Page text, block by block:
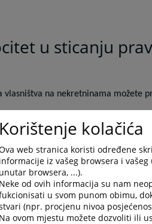
u sticanju
na nekretninama možete
Korištenje kolačića
web stranica koristi određene
informacije iz vašeg browsera i
unutar browsera, ...).
Neke od ovih informacija su nam
u svom punom obimu,
(npr. procjenu nivoa
Na ovom mjestu možete dozvoliti ili